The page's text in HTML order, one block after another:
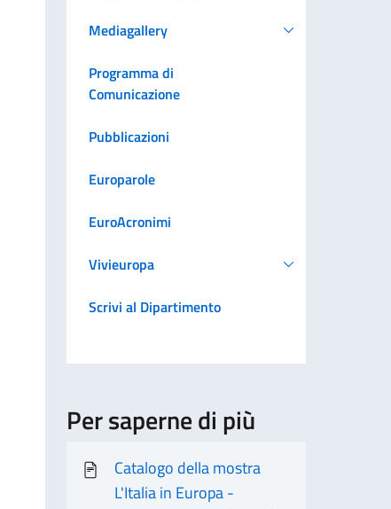
Mediagallery
Programma di
Comunicazione
Pubblicazioni
Europarole
EuroAcronimi
Vivieuropa
Scrivi al Dipartimento
Per saperne di più
Catalogo della mostra
L'Italia in Europa -